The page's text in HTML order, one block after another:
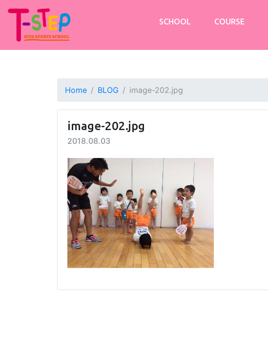
SCHOOL COURSE
Home BLOG image-202.jpg
image-202.jpg
2018.08.03